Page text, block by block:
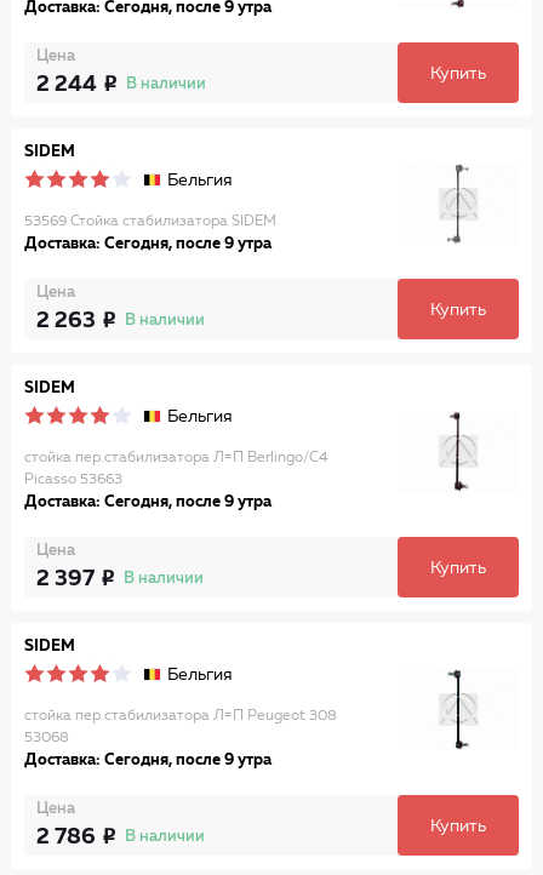
Доставка: Сегодня, после 9 утра
Цена
2 244 В наличии
Купить
SIDEM
Бельгия
53569 Стойка стабилизатора SIDEM
Доставка: Сегодня, после 9 утра
Цена
2 263 В наличии
Купить
SIDEM
Бельгия
стойка пер.стабилизатора Л=П Berlingo/C4
Picasso 53663
Доставка: Сегодня, после 9 утра
Цена
2 397 В наличии
Купить
SIDEM
Бельгия
стойка пер.стабилизатора Л=П Peugeot 308
53068
Доставка: Сегодня, после 9 утра
Цена
2 786 В наличии
Купить